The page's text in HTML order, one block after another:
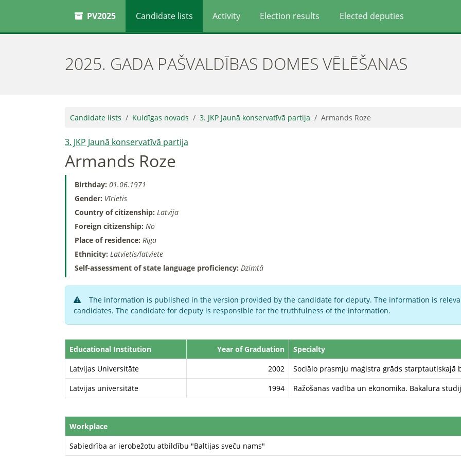
PV2025 Candidate lists Activity Election results Elected deputies
2025. GADA PAŠVALDĪBAS DOMES VĒLĒŠANAS
Candidate lists Kuldīgas novads 3. JKP Jaunā konservatīvā partija Armands Roze
3. JKP Jaunā konservatīvā partija
Armands Roze
Birthday: 01.06.1971
Gender: Vīrietis
Country of citizenship: Latvija
Foreign citizenship: No
Place of residence: Rīga
Ethnicity: Latvietis/latviete
Self-assessment of state language proficiency: Dzimtā
The information is published in the version provided by the candidate for deputy. The information is
candidates. The candidate for deputy is responsible for the truthfulness of the information.
Educational Institution Year of Graduation
Specialty
Latvijas Universitāte
2002
Sociālo prasmju maģistra grāds starptautiskajā
Latvijas universitāte
1994 Ražošanas vadība un ekonomika. Bakalura
Workplace
Sabiedrība ar ierobežotu atbildību "Baltijas sveču nams"